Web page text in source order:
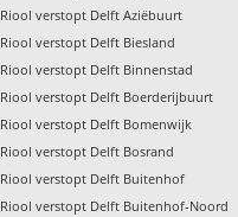
Riool verstopt Delft Aziëbuurt
Riool verstopt Delft Biesland
Riool verstopt Delft Binnenstad
Riool verstopt Delft Boerderijbuurt
Riool verstopt Delft Bomenwijk
Riool verstopt Delft Bosrand
Riool verstopt Delft Buitenhof
Riool verstopt Delft Buitenhof-Noord